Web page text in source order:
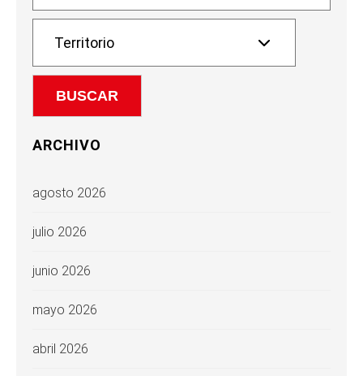
ARCHIVO
agosto 2026
julio 2026
junio 2026
mayo 2026
abril 2026